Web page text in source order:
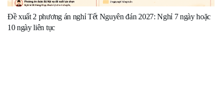
Đề xuất 2 phương án nghỉ Tết Nguyên đán 2027: Nghỉ 7 ngày hoặc
10 ngày liên tục